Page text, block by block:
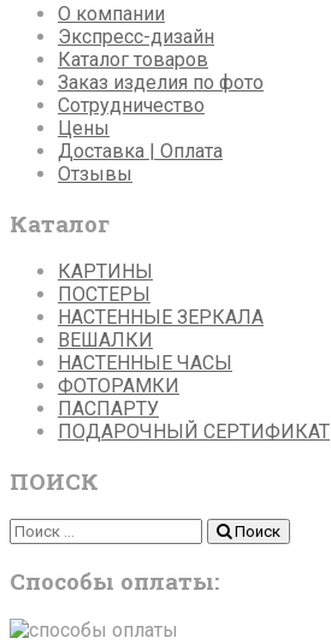
О компании
Экспресс-дизайн
Каталог товаров
Заказ изделия по фото
Сотрудничество
Цены
Доставка | Оплата
Отзывы
Каталог
КАРТИНЫ
ПОСТЕРЫ
НАСТЕННЫЕ ЗЕРКАЛА
ВЕШАЛКИ
НАСТЕННЫЕ ЧАСЫ
ФОТОРАМКИ
ПАСПАРТУ
ПОДАРОЧНЫЙ СЕРТИФИКАТ
ПОИСК
Поиск Поиск
Способы оплаты: